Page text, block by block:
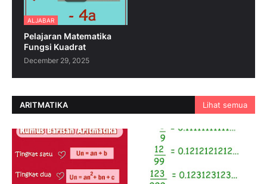
ALJABAR
Pelajaran Matematika
Fungsi Kuadrat
December 29, 2025
ARITMATIKA Lihat semua